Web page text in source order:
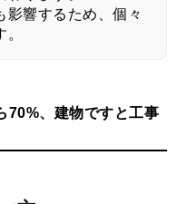
緒の場合でも、接
響するため、個々
。